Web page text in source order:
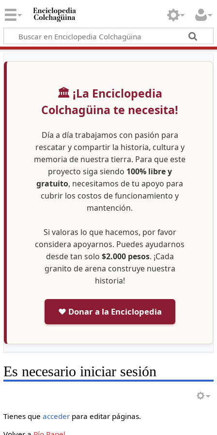
🏛️ ¡La Enciclopedia
Colchagüina te necesita!
Día a día trabajamos con pasión para
rescatar y compartir la historia, cultura y
memoria de nuestra tierra. Para que este
proyecto siga siendo 100% libre y
gratuito, necesitamos de tu apoyo para
cubrir los costos de funcionamiento y
mantención.
Si valoras lo que hacemos, por favor
considera apoyarnos. Puedes ayudarnos
desde tan solo $2.000 pesos. ¡Cada
granito de arena construye nuestra
historia!
❤️ Donar a la Enciclopedia
Es necesario iniciar sesión
Tienes que accederpara editar páginas.